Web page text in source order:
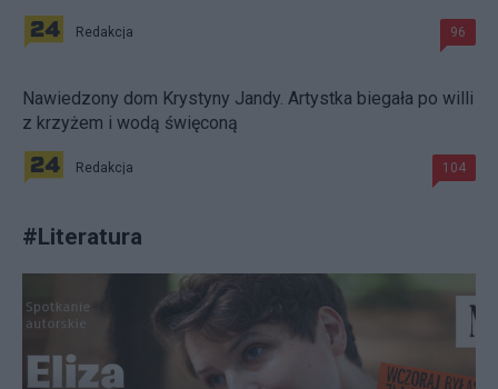
Redakcja 96
Nawiedzony dom Krystyny Jandy. Artystka biegała po willi
z krzyżem i wodą święconą
Redakcja 104
#Literatura